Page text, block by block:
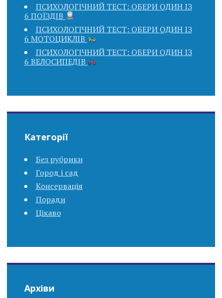
ПСИХОЛОГІЧНИЙ ТЕСТ: ОБЕРИ ОДИН ІЗ
6 ПОЇЗДІВ
ПСИХОЛОГІЧНИЙ ТЕСТ: ОБЕРИ ОДИН ІЗ
6 МОТОЦИКЛІВ
ПСИХОЛОГІЧНИЙ ТЕСТ: ОБЕРИ ОДИН ІЗ
6 ВЕЛОСИПЕДІВ
Категорії
Без рубрики
Город і сад
Консервація
Поради
Цікаво
Архіви